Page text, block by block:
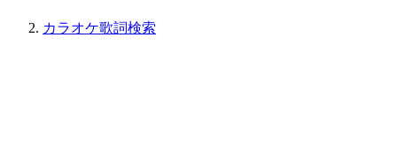
カラオケ歌詞検索